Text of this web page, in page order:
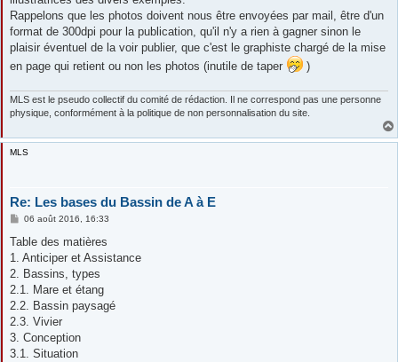
Rappelons que les photos doivent nous être envoyées par mail, être d'un
format de 300dpi pour la publication, qu'il n'y a rien à gagner sinon le
plaisir éventuel de la voir publier, que c'est le graphiste chargé de la mise
en page qui retient ou non les photos (inutile de taper
)
MLS est le pseudo collectif du comité de rédaction. Il ne correspond pas une personne
physique, conformément à la politique de non personnalisation du site.
MLS
Re: Les bases du Bassin de A à E
M
s
a
g
06 août 2016, 16:33
Table des matières
1. Anticiper et Assistance
2. Bassins, types
2.1. Mare et étang
2.2. Bassin paysagé
2.3. Vivier
3. Conception
3.1. Situation